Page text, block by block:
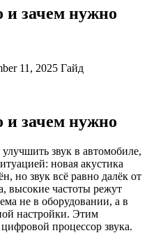
и зачем нужно
11, 2025 Гайд
и зачем нужно
звук в автомобиле,
новая акустика
но звук всё равно далёк от
высокие частоты режут
не в оборудовании, а в
настройки. Этим
процессор звука.